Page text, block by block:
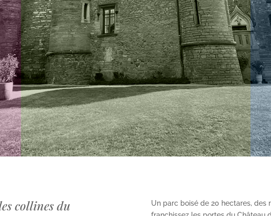
collines du
Un parc boisé de 20 hectares, des